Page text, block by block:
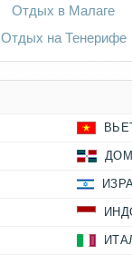
Отдых в Малаге
Отдых на Тенерифе